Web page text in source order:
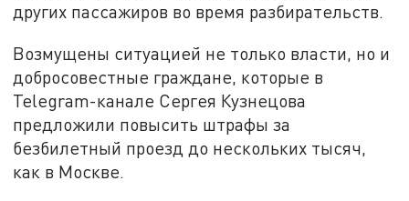
других пассажиров во время разбирательств.
Возмущены ситуацией не только власти, но и
добросовестные граждане, которые в
Telegram-канале Сергея Кузнецова
предложили повысить штрафы за
безбилетный проезд до нескольких тысяч,
как в Москве.